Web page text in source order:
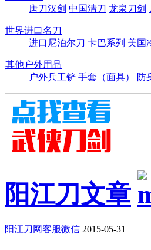
唐刀汉剑 中国清刀 龙泉刀剑
世界进口名刀
进口尼泊尔刀 卡巴系列 美国
其他户外用品
户外兵工铲 手套（面具） 防
阳江刀文章
阳江刀网客服微信 2015-05-31